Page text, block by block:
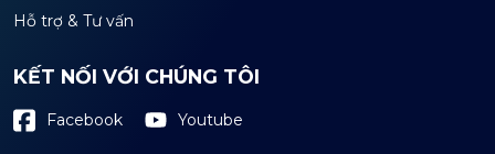
Hỗ trợ & Tư vấn
KẾT NỐI VỚI CHÚNG TÔI
Facebook Youtube